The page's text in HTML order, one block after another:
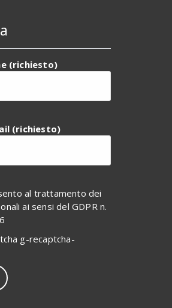
(richiesto)
(richiesto)
al trattamento dei
ai sensi del GDPR n.
g-recaptcha-